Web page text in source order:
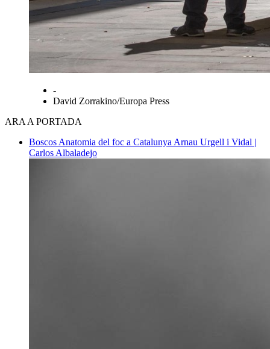
-
David Zorrakino/Europa Press
ARA A PORTADA
Boscos Anatomia del foc a Catalunya Arnau Urgell i Vidal |
Carlos Albaladejo